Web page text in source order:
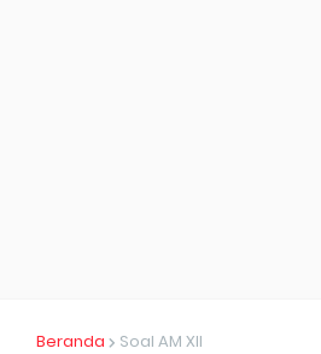
Beranda Soal AM XII